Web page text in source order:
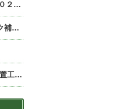
エクステリア 豊岡市 ２０２０年
豊岡市 O建物基礎クラック補修 ２０２０年
2020年 スプリンクラー設置工事 豊岡市